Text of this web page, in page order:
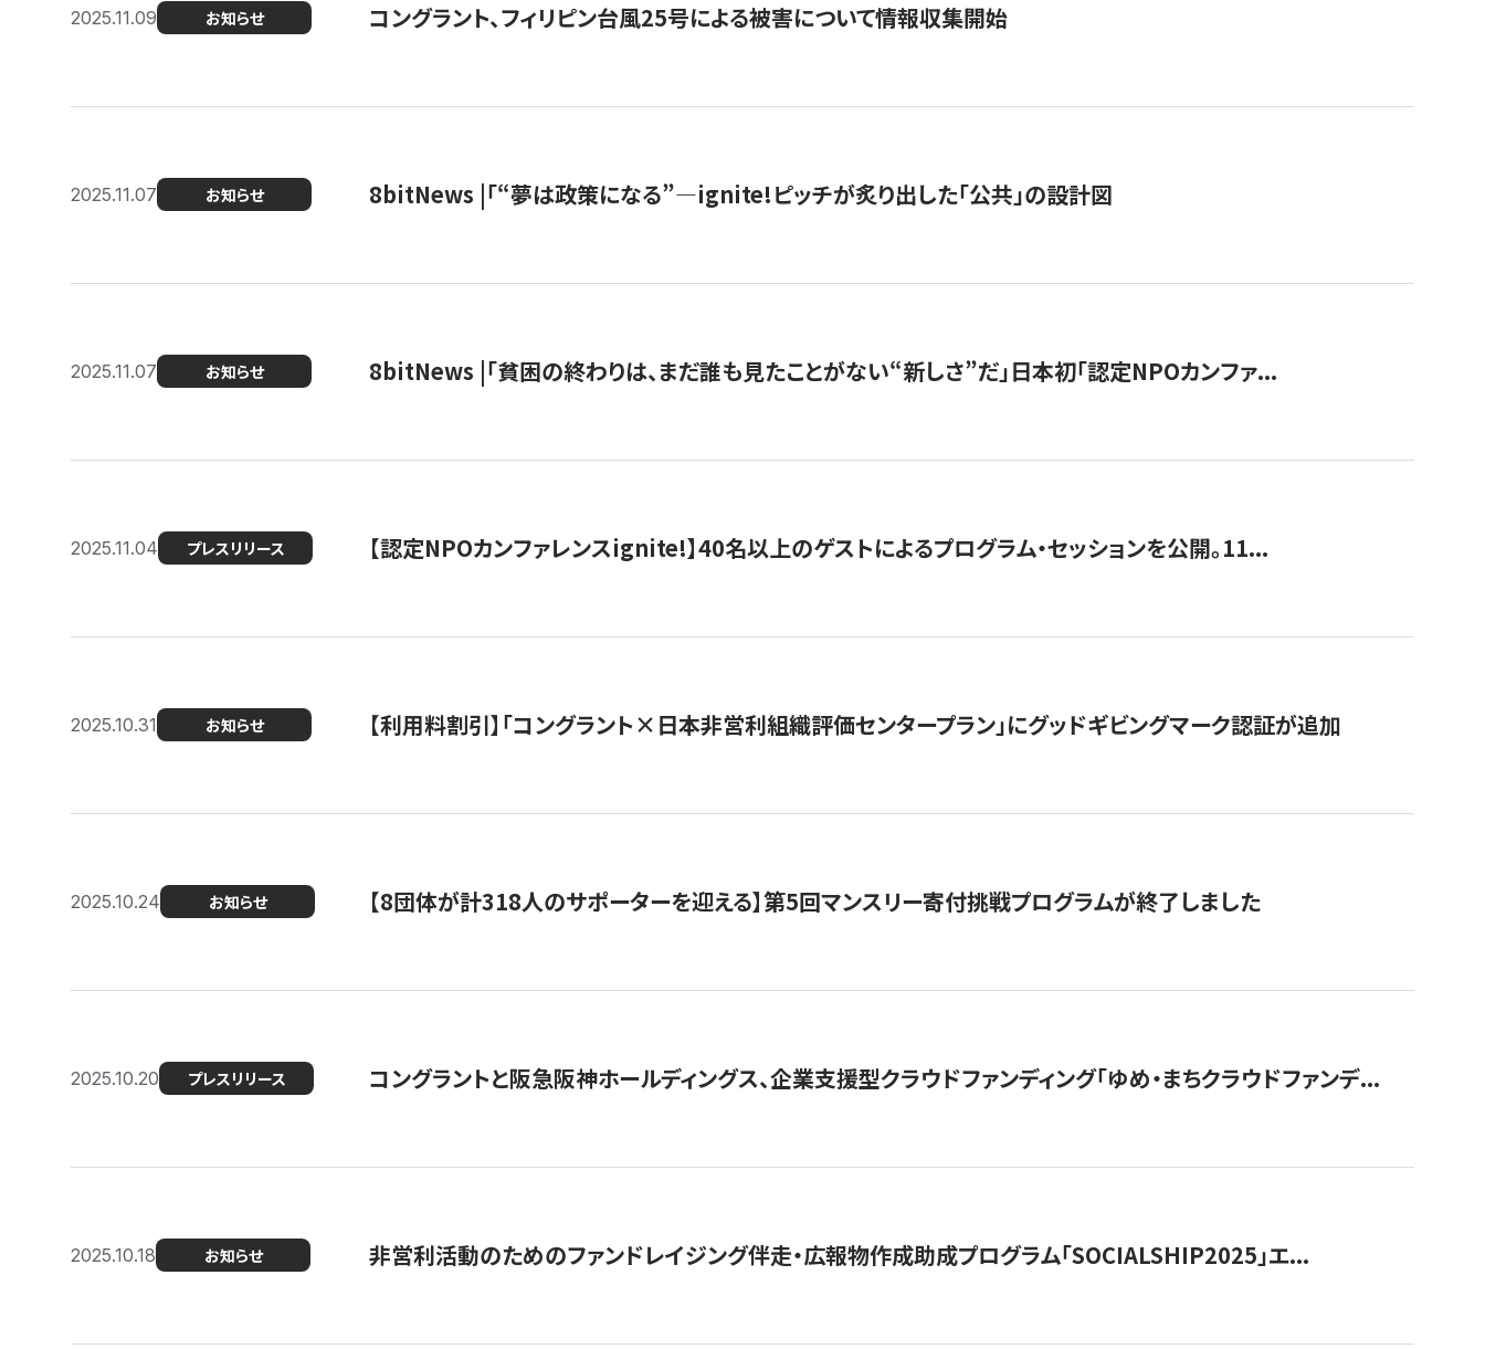
2025.11.09 お知らせ コングラント、フィリピン台風25号による被害について情報収集開始
2025.11.07 お知らせ 8bitNews |「“夢は政策になる”—ignite!ピッチが炙り出した「公共」の設計図
2025.11.07 お知らせ 8bitNews |「貧困の終わりは、まだ誰も見たことがない“新しさ”だ」日本初「認定NPOカンファ...
2025.11.04 プレスリリース 【認定NPOカンファレンスignite!】40名以上のゲストによるプログラム・セッションを公開。11...
2025.10.31 お知らせ 【利用料割引】「コングラント×日本非営利組織評価センタープラン」にグッドギビングマーク認証が追加
2025.10.24 お知らせ 【8団体が計318人のサポーターを迎える】​​第5回マンスリー寄付挑戦プログラムが終了しました
2025.10.20 プレスリリース コングラントと阪急阪神ホールディングス、企業支援型クラウドファンディング「ゆめ・まちクラウドファンデ...
2025.10.18 お知らせ 非営利活動のためのファンドレイジング伴走・広報物作成助成プログラム「SOCIALSHIP2025」エ...